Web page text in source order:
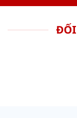
ĐỐI